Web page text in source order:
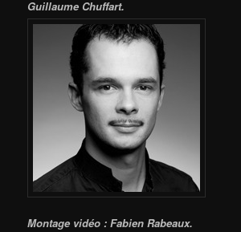
Guillaume Chuffart.
Montage vidéo : Fabien Rabeaux.